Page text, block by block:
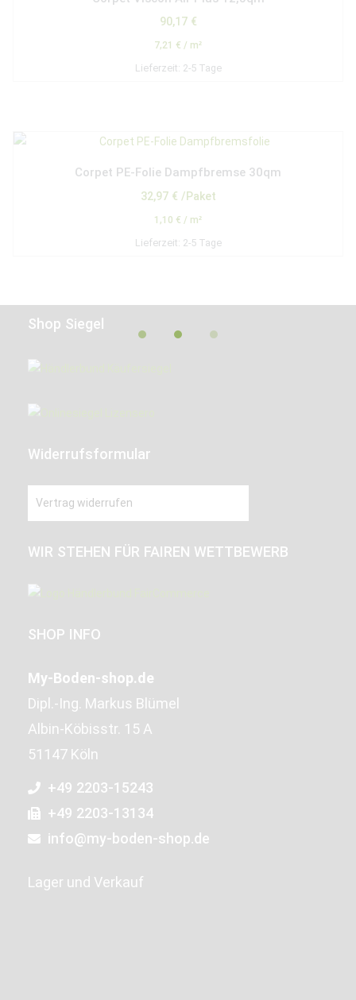
90,17 €
7,21 € / m²
Lieferzeit: 2-5 Tage
Corpet PE-Folie Dampfbremse 30qm
32,97 € /Paket
1,10 € / m²
Lieferzeit: 2-5 Tage
Shop Siegel
Widerrufsformular
Vertrag widerrufen
WIR STEHEN FÜR FAIREN WETTBEWERB
SHOP INFO
My-Boden-shop.de
Dipl.-Ing. Markus Blümel
Albin-Köbisstr. 15 A
51147 Köln
+49 2203-15243
+49 2203-13134
info@my-boden-shop.de
Lager und Verkauf